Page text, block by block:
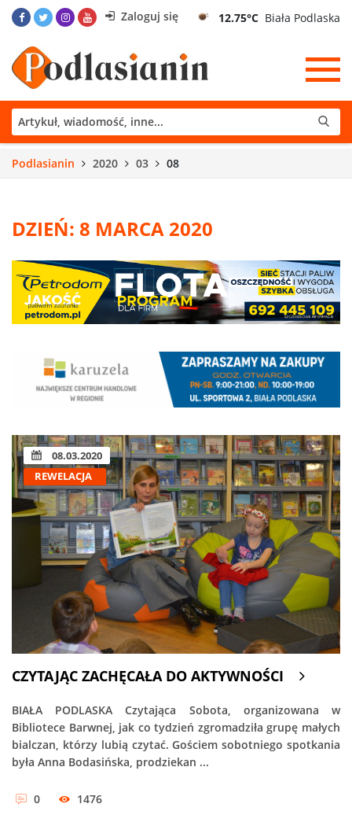
Zaloguj się 12.75°C Biała Podlaska
Podlasianin 2020 03 08
DZIEŃ: 8 MARCA 2020
08.03.2020
REWELACJA
CZYTAJĄC ZACHĘCAŁA DO AKTYWNOŚCI
BIAŁA PODLASKA Czytająca Sobota, organizowana w
Bibliotece Barwnej, jak co tydzień zgromadziła grupę małych
bialczan, którzy lubią czytać. Gościem sobotniego spotkania
była Anna Bodasińska, prodziekan ...
0 1476